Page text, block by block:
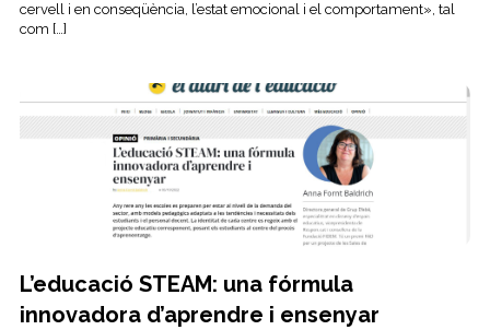
cervell i en conseqüència, l’estat emocional i el comportament», tal
com […]
L’educació STEAM: una fórmula
innovadora d’aprendre i ensenyar